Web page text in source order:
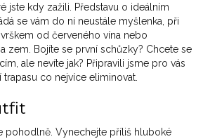
jste kdy zažili. Představu o ideálním
se vám do ní neustále myšlenka, při
od červeného vína nebo
zem. Bojíte se první schůzky? Chcete se
ale nevíte jak? Připravili jsme pro vás
co nejvíce eliminovat.
pohodlně. Vynechejte příliš hluboké